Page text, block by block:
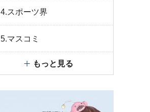
4.スポーツ界
5.マスコミ
もっと見る